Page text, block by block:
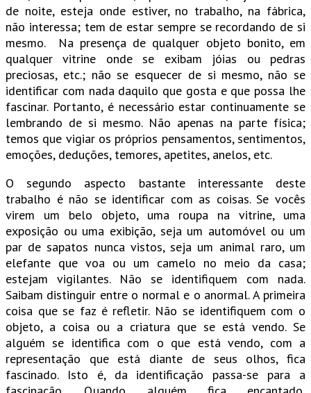
de noite, esteja onde estiver, no trabalho, na fábrica,
não interessa; tem de estar sempre se recordando de si
mesmo. Na presença de qualquer objeto bonito, em
qualquer vitrine onde se exibam jóias ou pedras
preciosas, etc.; não se esquecer de si mesmo, não se
identificar com nada daquilo que gosta e que possa lhe
fascinar. Portanto, é necessário estar continuamente se
lembrando de si mesmo. Não apenas na parte física;
temos que vigiar os próprios pensamentos, sentimentos,
emoções, deduções, temores, apetites, anelos, etc.
O segundo aspecto bastante interessante deste
trabalho é não se identificar com as coisas. Se vocês
virem um belo objeto, uma roupa na vitrine, uma
exposição ou uma exibição, seja um automóvel ou um
par de sapatos nunca vistos, seja um animal raro, um
elefante que voa ou um camelo no meio da casa;
estejam vigilantes. Não se identifiquem com nada.
Saibam distinguir entre o normal e o anormal. A primeira
coisa que se faz é refletir. Não se identifiquem com o
objeto, a coisa ou a criatura que se está vendo. Se
alguém se identifica com o que está vendo, com a
representação que está diante de seus olhos, fica
fascinado. Isto é, da identificação passa-se para a